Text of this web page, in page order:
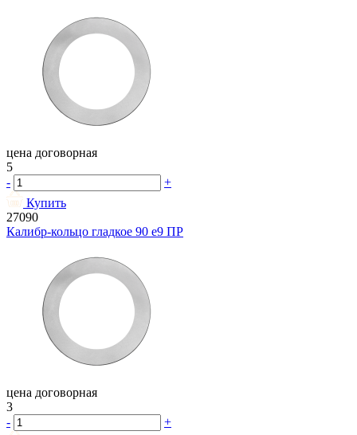
цена договорная
5
-
+
Купить
27090
Калибр-кольцо гладкое 90 e9 ПР
цена договорная
3
-
+